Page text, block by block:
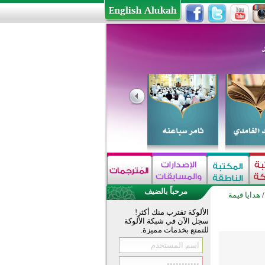
/ هدايا قيمة مرحباً بالضيف
الألوكة تقترب منك أكثر!
سجل الآن في شبكة الألوكة
للتمتع بخدمات مميزة.